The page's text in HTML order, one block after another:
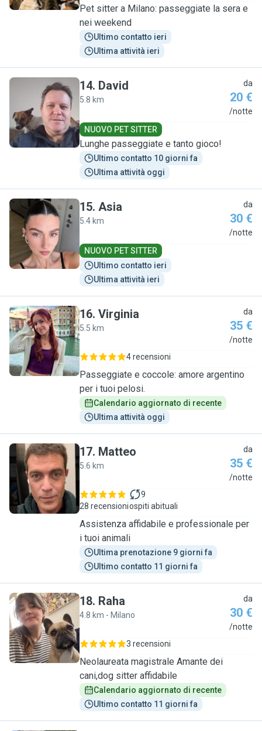
Pet sitter a Milano: passeggiate la sera e
nei weekend
Ultimo contatto ieri
Ultima attività ieri
D
14. David
5.8 km
da
20 €
/notte
NUOVO PET SITTER
Lunghe passeggiate e tanto gioco!
Ultimo contatto 10 giorni fa
Ultima attività oggi
A
15. Asia
5.4 km
da
30 €
/notte
NUOVO PET SITTER
Ultimo contatto ieri
Ultima attività ieri
V
16. Virginia
5.5 km
da
35 €
/notte
4 recensioni
Passeggiate e coccole: amore argentino
per i tuoi pelosi.
Calendario aggiornato di recente
Ultima attività oggi
M
17. Matteo
5.6 km
da
35 €
/notte
28 recensioni
9
ospiti abituali
Assistenza affidabile e professionale per
i tuoi animali
Ultima prenotazione 9 giorni fa
Ultimo contatto 11 giorni fa
R
18. Raha
4.8 km - Milano
da
30 €
/notte
3 recensioni
Neolaureata magistrale Amante dei
cani,dog sitter affidabile
Calendario aggiornato di recente
Ultimo contatto 11 giorni fa